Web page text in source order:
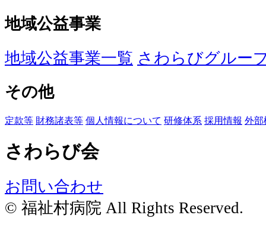
地域公益事業
地域公益事業一覧 さわらびグルー
その他
定款等 財務諸表等 個人情報について 研修体系 採用情報 外部
さわらび会
お問い合わせ
© 福祉村病院 All Rights Reserved.